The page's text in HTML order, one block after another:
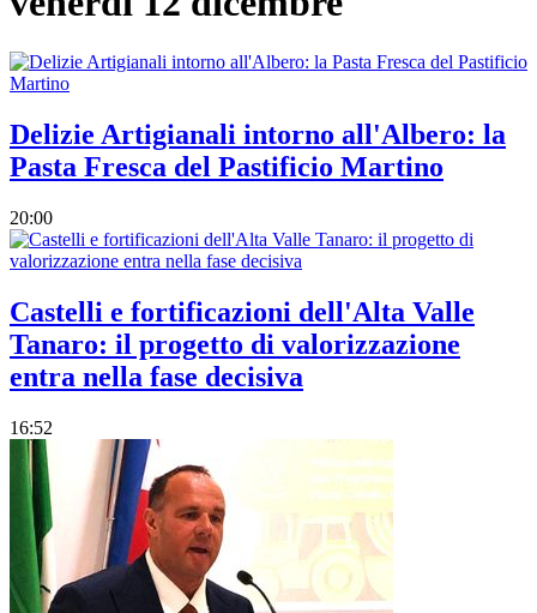
Delizie Artigianali intorno all'Albero: la
Pasta Fresca del Pastificio Martino
20:00
Castelli e fortificazioni dell'Alta Valle
Tanaro: il progetto di valorizzazione
entra nella fase decisiva
16:52